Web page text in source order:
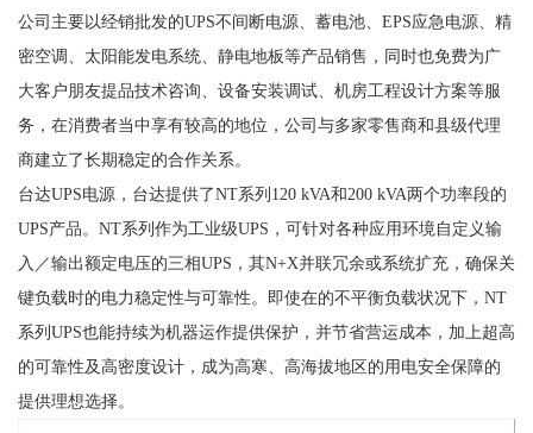
公司主要以经销批发的UPS不间断电源、蓄电池、EPS应急电源、精
密空调、太阳能发电系统、静电地板等产品销售，同时也免费为广
大客户朋友提品技术咨询、设备安装调试、机房工程设计方案等服
务，在消费者当中享有较高的地位，公司与多家零售商和县级代理
商建立了长期稳定的合作关系。
台达UPS电源，台达提供了NT系列120 kVA和200 kVA两个功率段的
UPS产品。NT系列作为工业级UPS，可针对各种应用环境自定义输
入／输出额定电压的三相UPS，其N+X并联冗余或系统扩充，确保关
键负载时的电力稳定性与可靠性。即使在的不平衡负载状况下，NT
系列UPS也能持续为机器运作提供保护，并节省营运成本，加上超高
的可靠性及高密度设计，成为高寒、高海拔地区的用电安全保障的
提供理想选择。